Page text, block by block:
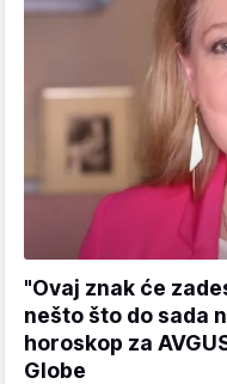
"Ovaj znak će
nešto što do sada
horoskop za
Globe